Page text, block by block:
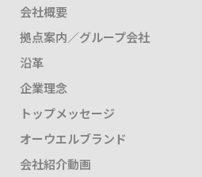
会社概要
拠点案内／グループ会社
沿革
企業理念
トップメッセージ
オーウエルブランド
会社紹介動画